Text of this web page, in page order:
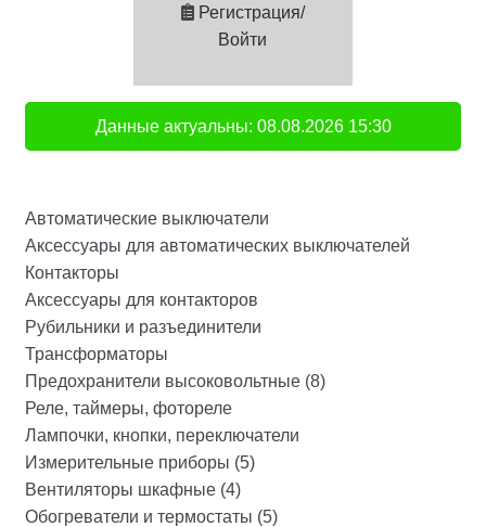
Регистрация/
Войти
Данные актуальны: 08.08.2026 15:30
Автоматические выключатели
Аксессуары для автоматических выключателей
Контакторы
Аксессуары для контакторов
Рубильники и разъединители
Трансформаторы
Предохранители высоковольтные (8)
Реле, таймеры, фотореле
Лампочки, кнопки, переключатели
Измерительные приборы (5)
Вентиляторы шкафные (4)
Обогреватели и термостаты (5)